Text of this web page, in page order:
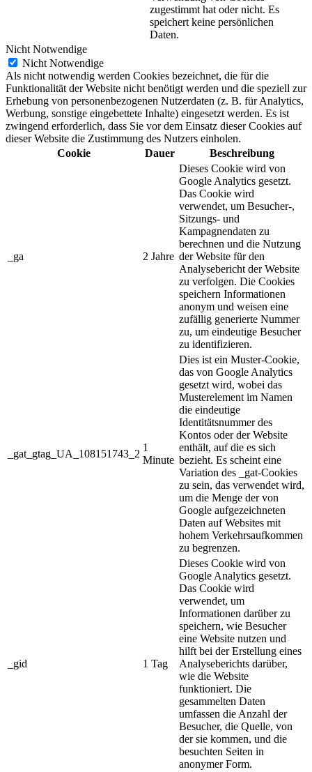
zugestimmt hat oder nicht. Es
speichert keine persönlichen
Daten.
Nicht Notwendige
Nicht Notwendige
Als nicht notwendig werden Cookies bezeichnet, die für die
Funktionalität der Website nicht benötigt werden und die speziell zur
Erhebung von personenbezogenen Nutzerdaten (z. B. für Analytics,
Werbung, sonstige eingebettete Inhalte) eingesetzt werden. Es ist
zwingend erforderlich, dass Sie vor dem Einsatz dieser Cookies auf
dieser Website die Zustimmung des Nutzers einholen.
Cookie
Dauer Beschreibung
_ga 2 Jahre
Dieses Cookie wird von
Google Analytics gesetzt.
Das Cookie wird
verwendet, um Besucher-,
Sitzungs- und
Kampagnendaten zu
berechnen und die Nutzung
der Website für den
Analysebericht der Website
zu verfolgen. Die Cookies
speichern Informationen
anonym und weisen eine
zufällig generierte Nummer
zu, um eindeutige Besucher
zu identifizieren.
_gat_gtag_UA_108151743_2
1
Minute
Dies ist ein Muster-Cookie,
das von Google Analytics
gesetzt wird, wobei das
Musterelement im Namen
die eindeutige
Identitätsnummer des
Kontos oder der Website
enthält, auf die es sich
bezieht. Es scheint eine
Variation des _gat-Cookies
zu sein, das verwendet wird,
um die Menge der von
Google aufgezeichneten
Daten auf Websites mit
hohem Verkehrsaufkommen
zu begrenzen.
_gid 1 Tag
Dieses Cookie wird von
Google Analytics gesetzt.
Das Cookie wird
verwendet, um
Informationen darüber zu
speichern, wie Besucher
eine Website nutzen und
hilft bei der Erstellung eines
Analyseberichts darüber,
wie die Website
funktioniert. Die
gesammelten Daten
umfassen die Anzahl der
Besucher, die Quelle, von
der sie kommen, und die
besuchten Seiten in
anonymer Form.